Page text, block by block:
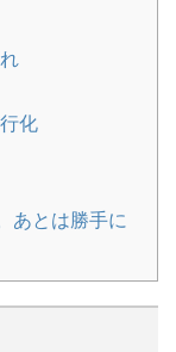
化
あとは勝手に